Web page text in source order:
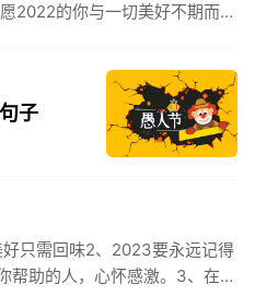
2022的你与一切美好不期而
子
只需回味2、2023要永远记得
帮助的人，心怀感激。3、在苦